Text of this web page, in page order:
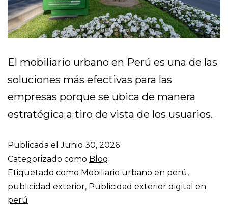
El mobiliario urbano en Perú es una de las
soluciones más efectivas para las
empresas porque se ubica de manera
estratégica a tiro de vista de los usuarios.
Publicada elJunio 30, 2026
Categorizado como Blog
Etiquetado como Mobiliario urbano en perú,
publicidad exterior, Publicidad exterior digital en
perú